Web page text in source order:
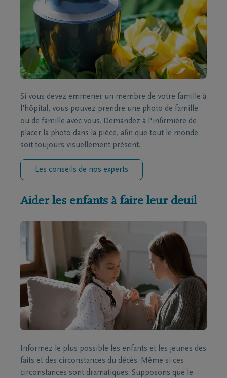
Si vous devez emmener un membre de votre famille à
l'hôpital, vous pouvez prendre une photo de famille
ou de famille avec vous. Demandez à l'infirmière de
placer la photo dans la pièce, afin que tout le monde
soit toujours visuellement présent.
Les conseils de nos experts
Aider les enfants à faire leur deuil
Informez le plus possible les enfants et les jeunes des
faits et des circonstances du décès. Même si ces
circonstances sont dramatiques. Supposons que le